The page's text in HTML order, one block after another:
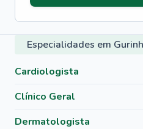
Especialidades em
Cardiologista
Clínico Geral
Dermatologista